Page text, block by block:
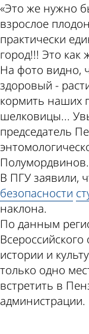
«Это же нужно
взрослое
практически
город!!! Это
На фото видно,
здоровый -
кормить наших
шелковицы...
председатель
Полумордвинов.
В ПГУ заявили,
безопасности
наклона.
По данным
истории и
только одно
встретить в
администрации.